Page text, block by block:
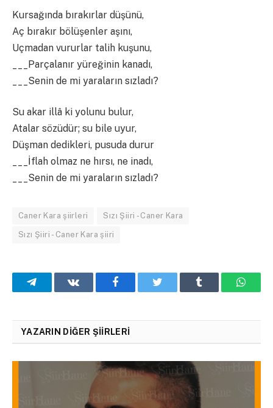
Kursağında bırakırlar düşünü,
Aç bırakır bölüşenler aşını,
Uçmadan vururlar talih kuşunu,
___Parçalanır yüreğinin kanadı,
___Senin de mi yaraların sızladı?
Su akar illâ ki yolunu bulur,
Atalar sözüdür; su bile uyur,
Düşman dedikleri, pusuda durur
___İflah olmaz ne hırsı, ne inadı,
___Senin de mi yaraların sızladı?
Caner Kara şiirleri Sızı Şiiri - Caner Kara
Sızı Şiiri - Caner Kara şiiri
TelegramVKontakteFacebookTwitter
YAZARIN DIĞER ŞIIRLERI